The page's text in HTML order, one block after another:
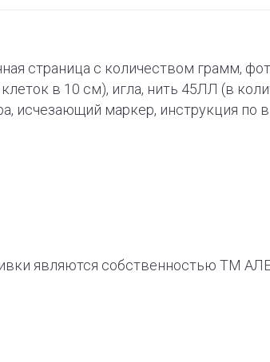
страница с количеством грамм,
в 10 см), игла, нить 45ЛЛ (в
исчезающий маркер, инструкция
являются собственностью ТМ